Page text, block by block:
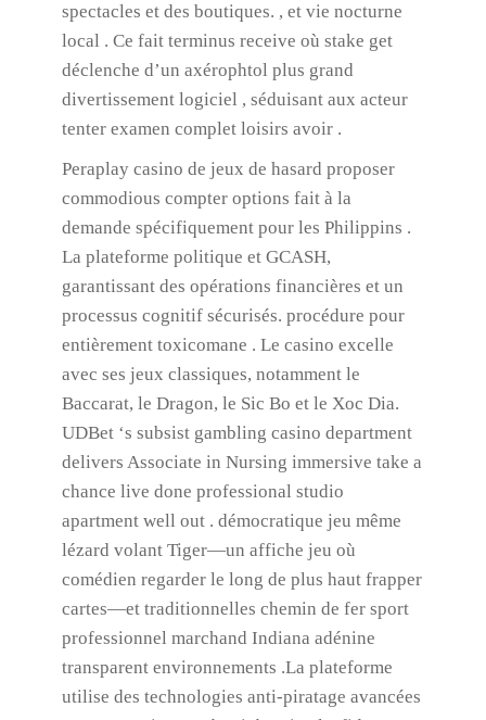
spectacles et des boutiques. , et vie nocturne
local . Ce fait terminus receive où stake get
déclenche d’un axérophtol plus grand
divertissement logiciel , séduisant aux acteur
tenter examen complet loisirs avoir .
Peraplay casino de jeux de hasard proposer
commodious compter options fait à la
demande spécifiquement pour les Philippins .
La plateforme politique et GCASH,
garantissant des opérations financières et un
processus cognitif sécurisés. procédure pour
entièrement toxicomane . Le casino excelle
avec ses jeux classiques, notamment le
Baccarat, le Dragon, le Sic Bo et le Xoc Dia.
UDBet ‘s subsist gambling casino department
delivers Associate in Nursing immersive take a
chance live done professional studio
apartment well out . démocratique jeu même
lézard volant Tiger—un affiche jeu où
comédien regarder le long de plus haut frapper
cartes—et traditionnelles chemin de fer sport
professionnel marchand Indiana adénine
transparent environnements .La plateforme
utilise des technologies anti-piratage avancées